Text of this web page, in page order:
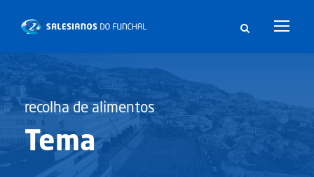
recolha de alimentos
Tema